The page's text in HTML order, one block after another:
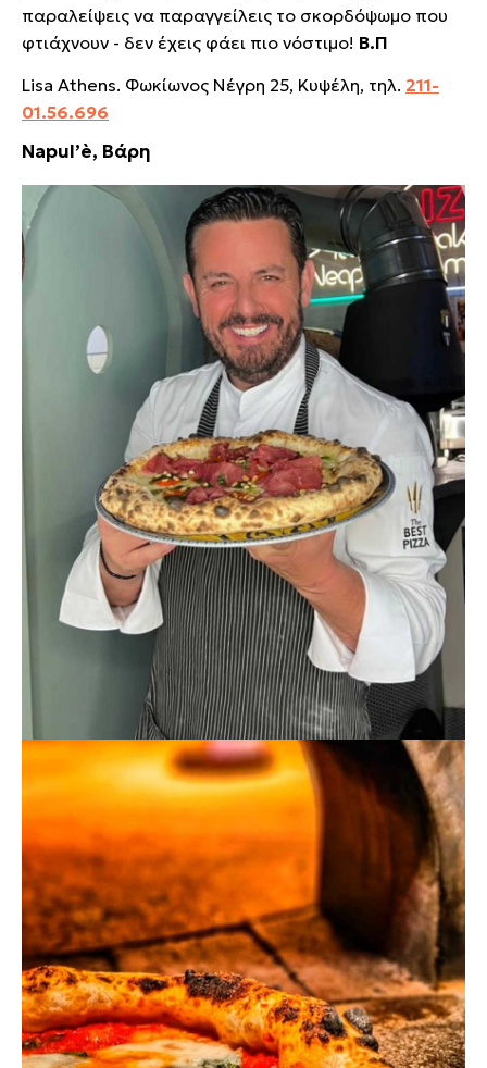
παραλείψεις να παραγγείλεις το σκορδόψωμο που
φτιάχνουν - δεν έχεις φάει πιο νόστιμο! Β.Π
Lisa Athens. Φωκίωνος Νέγρη 25, Κυψέλη, τηλ. 211-
01.56.696
Napul’è, Βάρη